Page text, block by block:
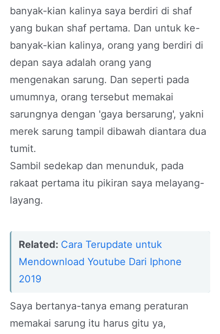
banyak-kian kalinya saya berdiri di shaf
yang bukan shaf pertama. Dan untuk ke-
banyak-kian kalinya, orang yang berdiri di
depan saya adalah orang yang
mengenakan sarung. Dan seperti pada
umumnya, orang tersebut memakai
sarungnya dengan 'gaya bersarung', yakni
merek sarung tampil dibawah diantara dua
tumit.
Sambil sedekap dan menunduk, pada
rakaat pertama itu pikiran saya melayang-
layang.
Related: Cara Terupdate untuk
Mendownload Youtube Dari Iphone
2019
Saya bertanya-tanya emang peraturan
memakai sarung itu harus gitu ya,